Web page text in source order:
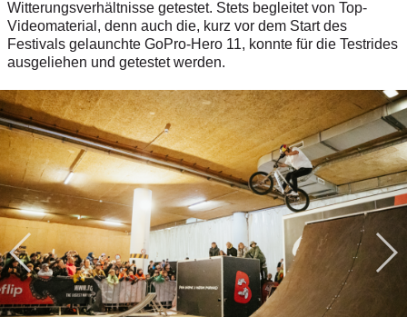
Witterungsverhältnisse getestet. Stets begleitet von Top-
Videomaterial, denn auch die, kurz vor dem Start des
Festivals gelaunchte GoPro-Hero 11, konnte für die Testrides
ausgeliehen und getestet werden.